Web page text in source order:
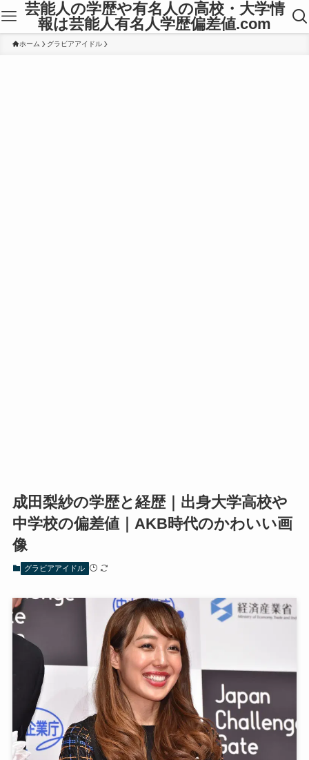
芸能人の学歴や有名人の高校・大学情
報は芸能人有名人学歴偏差値.com
ホーム グラビアアイドル
成田梨紗の学歴と経歴｜出身大学高校や
中学校の偏差値｜AKB時代のかわいい画
像
グラビアアイドル